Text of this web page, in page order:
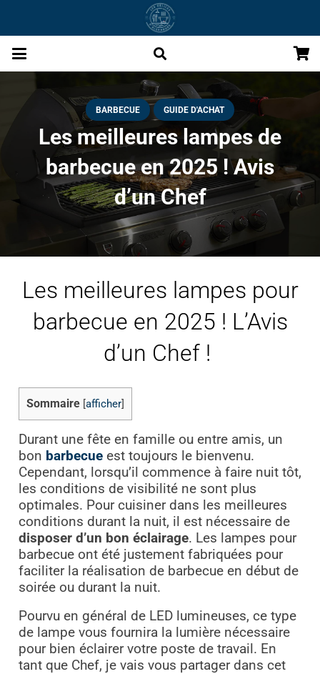
BARBECUE GUIDE D'ACHAT
Les meilleures lampes de
barbecue en 2025 ! Avis
d’un Chef
Les meilleures lampes pour
barbecue en 2025 ! L’Avis
d’un Chef !
Sommaire afficher]
Durant une fête en famille ou entre amis, un
bon barbecueest toujours le bienvenu.
Cependant, lorsqu’il commence à faire nuit tôt,
les conditions de visibilité ne sont plus
optimales. Pour cuisiner dans les meilleures
conditions durant la nuit, il est nécessaire de
disposer d’un bon éclairage. Les lampes pour
barbecue ont été justement fabriquées pour
faciliter la réalisation de barbecue en début de
soirée ou durant la nuit.
Pourvu en général de LED lumineuses, ce type
de lampe vous fournira la lumière nécessaire
pour bien éclairer votre poste de travail. En
tant que Chef, je vais vous partager dans cet